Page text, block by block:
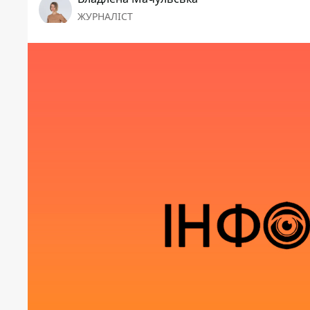
ЖУРНАЛІСТ